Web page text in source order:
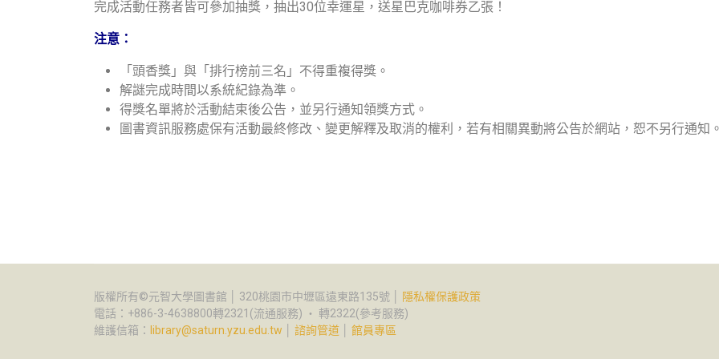
完成活動任務者皆可參加抽獎，抽出30位幸運星，送星巴克咖啡券乙張！
注意：
「頭香獎」與「排行榜前三名」不得重複得獎。
解謎完成時間以系統紀錄為準。
得獎名單將於活動結束後公告，並另行通知領獎方式。
圖書資訊服務處保有活動最終修改、變更解釋及取消的權利，若有相關異動將公告於網站，恕不另行通知
版權所有©元智大學圖書館 │ 320桃園市中壢區遠東路135號 │
隱私權保護政策
電話：+886-3-4638800轉2321(流通服務) ‧ 轉2322(參考服務)
維護信箱： library@saturn.yzu.edu.tw 諮詢管道 館員專區